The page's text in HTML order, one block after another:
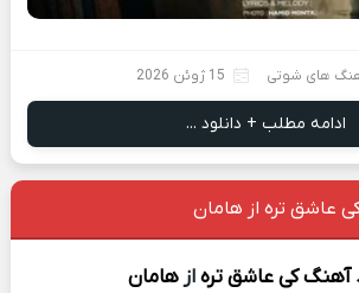
های شوتی 15 ژوئن 2026
ادامه مطلب + دانلود ...
عاشق تره از هامان
آهنگکی عاشق ترهازهامان